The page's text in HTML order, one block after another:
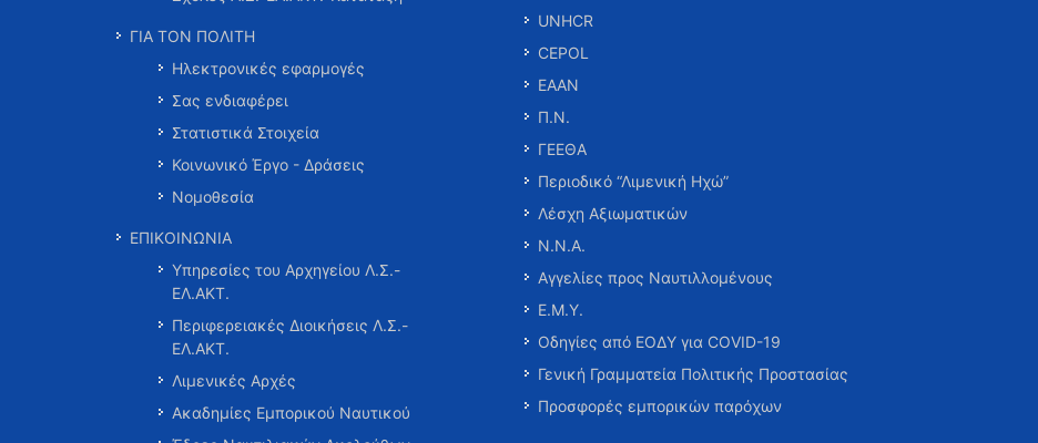
ΓΙΑ ΤΟΝ ΠΟΛΙΤΗ
Ηλεκτρονικές εφαρμογές
Σας ενδιαφέρει
Στατιστικά Στοιχεία
Κοινωνικό Έργο - Δράσεις
Νομοθεσία
ΕΠΙΚΟΙΝΩΝΙΑ
Υπηρεσίες του Αρχηγείου Λ.Σ.-
ΕΛ.ΑΚΤ.
Περιφερειακές Διοικήσεις Λ.Σ.-
ΕΛ.ΑΚΤ.
Λιμενικές Αρχές
Ακαδημίες Εμπορικού Ναυτικού
UNHCR
CEPOL
ΕΑΑΝ
Π.Ν.
ΓΕΕΘΑ
Περιοδικό “Λιμενική Ηχώ”
Λέσχη Αξιωματικών
Ν.Ν.Α.
Αγγελίες προς Ναυτιλλομένους
Ε.Μ.Υ.
Οδηγίες από ΕΟΔΥ για COVID-19
Γενική Γραμματεία Πολιτικής Προστασίας
Προσφορές εμπορικών παρόχων